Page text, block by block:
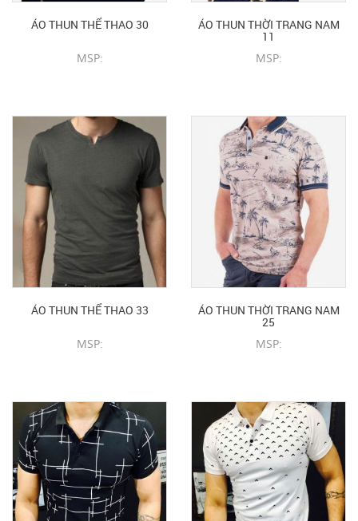
ÁO THUN THỂ THAO 30
MSP:
ÁO THUN THỜI TRANG NAM
11
MSP:
ÁO THUN THỂ THAO 33
MSP:
ÁO THUN THỜI TRANG NAM
25
MSP: